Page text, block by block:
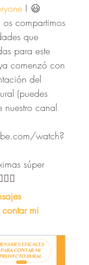
! 😃
os compartimos
que
para este
comenzó con
del
(puedes
nuestro canal
watch?
súper
mi